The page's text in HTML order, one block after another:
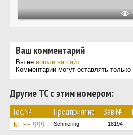
Ваш комментарий
Вы не вошли на сайт.
Комментарии могут оставлять
Другие ТС с этим номером:
Гос.№ Предприятие Зав.№
NI-EE 999 Schniering 18194